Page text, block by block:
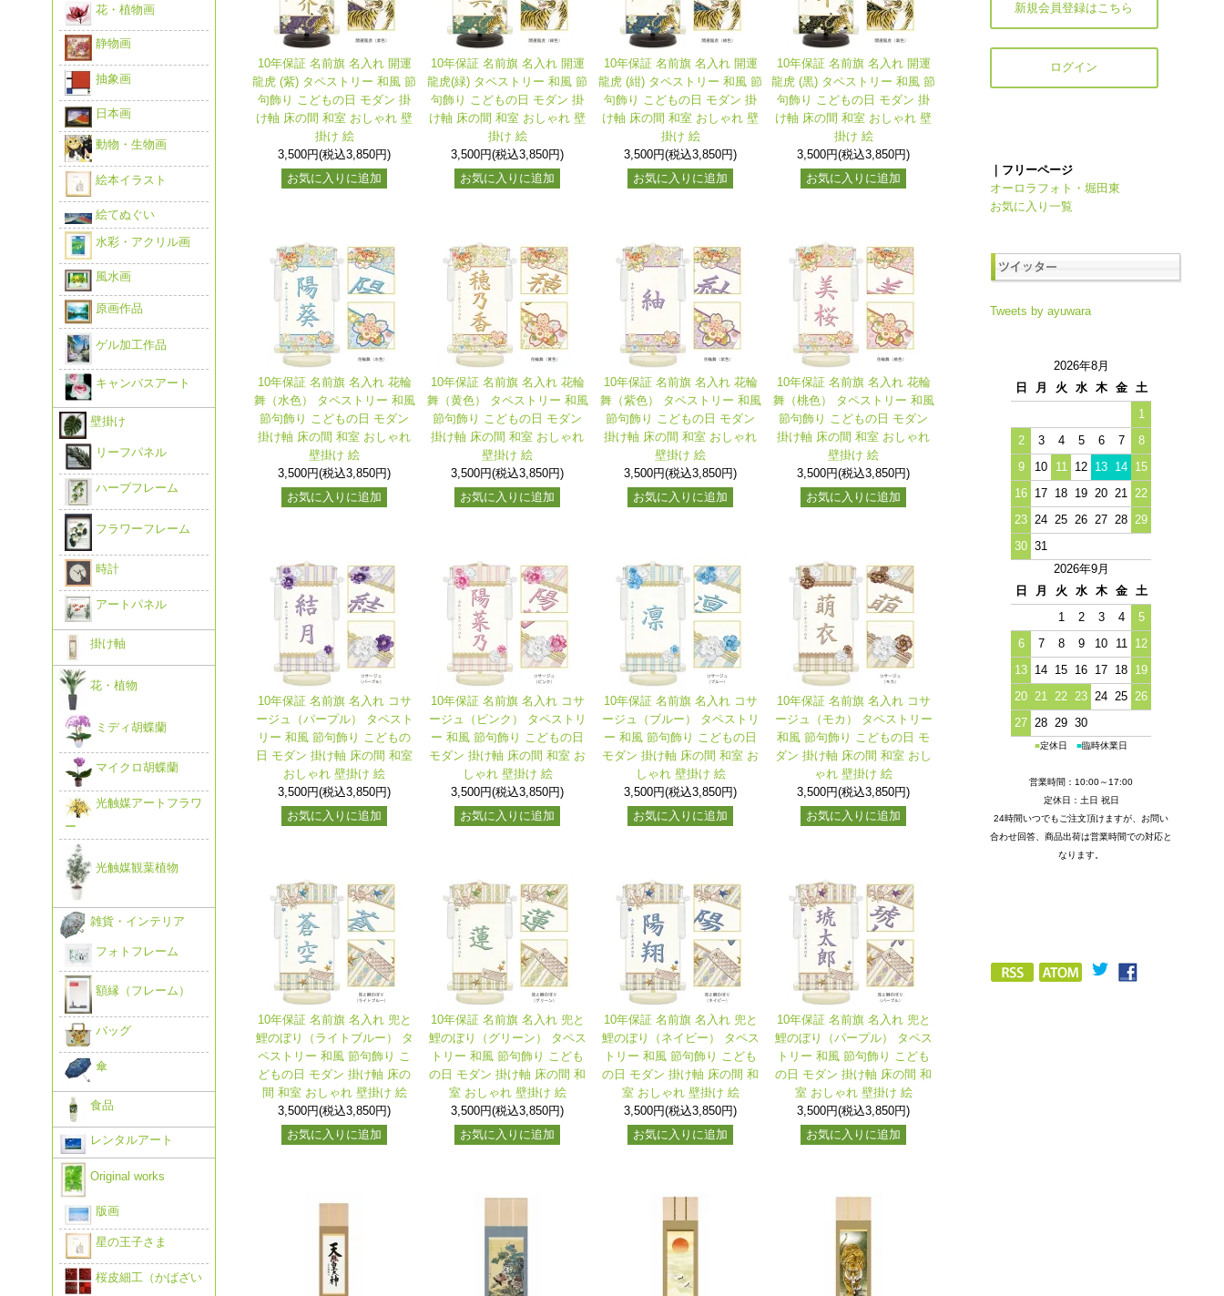
10年保証 名前旗 名入れ 開運
龍虎 (紫) タペストリー 和風 節
句飾り こどもの日 モダン 掛
け軸 床の間 和室 おしゃれ 壁
掛け 絵
3,500円(税込3,850円)
お気に入りに追加
10年保証 名前旗 名入れ 開運
龍虎(緑) タペストリー 和風 節
句飾り こどもの日 モダン 掛
け軸 床の間 和室 おしゃれ 壁
掛け 絵
3,500円(税込3,850円)
お気に入りに追加
10年保証 名前旗 名入れ 開運
龍虎 (紺) タペストリー 和風 節
句飾り こどもの日 モダン 掛
け軸 床の間 和室 おしゃれ 壁
掛け 絵
3,500円(税込3,850円)
お気に入りに追加
10年保証 名前旗 名入れ 開運
龍虎 (黒) タペストリー 和風 節
句飾り こどもの日 モダン 掛
け軸 床の間 和室 おしゃれ 壁
掛け 絵
3,500円(税込3,850円)
お気に入りに追加
10年保証 名前旗 名入れ 花輪
舞（水色） タペストリー 和風
節句飾り こどもの日 モダン
掛け軸 床の間 和室 おしゃれ
壁掛け 絵
3,500円(税込3,850円)
お気に入りに追加
10年保証 名前旗 名入れ 花輪
舞（黄色） タペストリー 和風
節句飾り こどもの日 モダン
掛け軸 床の間 和室 おしゃれ
壁掛け 絵
3,500円(税込3,850円)
お気に入りに追加
10年保証 名前旗 名入れ 花輪
舞（紫色） タペストリー 和風
節句飾り こどもの日 モダン
掛け軸 床の間 和室 おしゃれ
壁掛け 絵
3,500円(税込3,850円)
お気に入りに追加
10年保証 名前旗 名入れ 花輪
舞（桃色） タペストリー 和風
節句飾り こどもの日 モダン
掛け軸 床の間 和室 おしゃれ
壁掛け 絵
3,500円(税込3,850円)
お気に入りに追加
10年保証 名前旗 名入れ コサ
ージュ（パープル） タペスト
リー 和風 節句飾り こどもの
日 モダン 掛け軸 床の間 和室
おしゃれ 壁掛け 絵
3,500円(税込3,850円)
お気に入りに追加
10年保証 名前旗 名入れ コサ
ージュ（ピンク） タペストリ
ー 和風 節句飾り こどもの日
モダン 掛け軸 床の間 和室 お
しゃれ 壁掛け 絵
3,500円(税込3,850円)
お気に入りに追加
10年保証 名前旗 名入れ コサ
ージュ（ブルー） タペストリ
ー 和風 節句飾り こどもの日
モダン 掛け軸 床の間 和室 お
しゃれ 壁掛け 絵
3,500円(税込3,850円)
お気に入りに追加
10年保証 名前旗 名入れ コサ
ージュ（モカ） タペストリー
和風 節句飾り こどもの日 モ
ダン 掛け軸 床の間 和室 おし
ゃれ 壁掛け 絵
3,500円(税込3,850円)
お気に入りに追加
10年保証 名前旗 名入れ 兜と
鯉のぼり（ライトブルー） タ
ペストリー 和風 節句飾り こ
どもの日 モダン 掛け軸 床の
間 和室 おしゃれ 壁掛け 絵
3,500円(税込3,850円)
お気に入りに追加
10年保証 名前旗 名入れ 兜と
鯉のぼり（グリーン） タペス
トリー 和風 節句飾り こども
の日 モダン 掛け軸 床の間 和
室 おしゃれ 壁掛け 絵
3,500円(税込3,850円)
お気に入りに追加
10年保証 名前旗 名入れ 兜と
鯉のぼり（ネイビー） タペス
トリー 和風 節句飾り こども
の日 モダン 掛け軸 床の間 和
室 おしゃれ 壁掛け 絵
3,500円(税込3,850円)
お気に入りに追加
10年保証 名前旗 名入れ 兜と
鯉のぼり（パープル） タペス
トリー 和風 節句飾り こども
の日 モダン 掛け軸 床の間 和
室 おしゃれ 壁掛け 絵
3,500円(税込3,850円)
お気に入りに追加
花・植物画
静物画
抽象画
日本画
動物・生物画
絵本イラスト
絵てぬぐい
水彩・アクリル画
風水画
原画作品
ゲル加工作品
キャンバスアート
壁掛け
リーフパネル
ハーブフレーム
フラワーフレーム
時計
アートパネル
掛け軸
花・植物
ミディ胡蝶蘭
マイクロ胡蝶蘭
光触媒アートフラワ
ー
光触媒観葉植物
雑貨・インテリア
フォトフレーム
額縁（フレーム）
バッグ
傘
食品
レンタルアート
Original works
版画
星の王子さま
桜皮細工（かばざい
新規会員登録はこちら
ログイン
｜フリーページ
オーロラフォト・堀田東
お気に入り一覧
Tweets by ayuwara
2026年8月
日
月 火 水 木 金
土
1
2
3 4 5 6 7
8
9
10 11 12 13 14 15
16 17 18 19 20 21
22
23 24 25 26 27 28 29
30 31
2026年9月
日
月 火 水 木 金
土
1
2 3 4
5
6
7 8 9 10 11
12
13 14 15 16 17 18 19
20 21 22 23 24 25 26
27 28 29 30
■定休日 ■臨時休業日
営業時間：10:00～17:00
定休日：土日 祝日
24時間いつでもご注文頂けますが、お問い
合わせ回答、商品出荷は営業時間での対応と
なります。